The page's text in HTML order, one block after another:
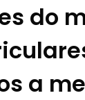
do
a